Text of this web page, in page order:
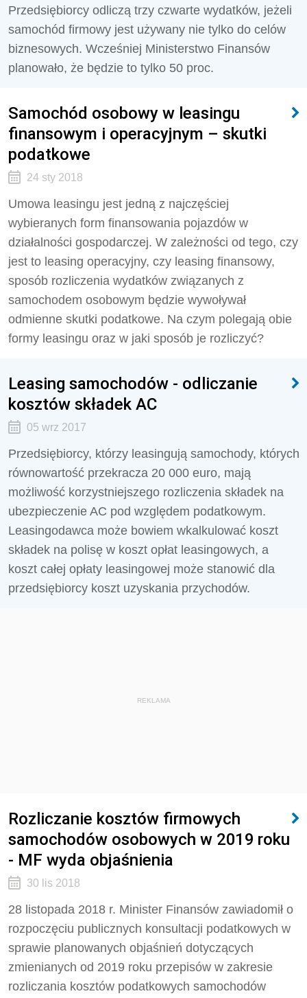
Przedsiębiorcy odliczą trzy czwarte wydatków, jeżeli
samochód firmowy jest używany nie tylko do celów
biznesowych. Wcześniej Ministerstwo Finansów
planowało, że będzie to tylko 50 proc.
Samochód osobowy w leasingu
finansowym i operacyjnym – skutki
podatkowe
24 sty 2018
Umowa leasingu jest jedną z najczęściej
wybieranych form finansowania pojazdów w
działalności gospodarczej. W zależności od tego, czy
jest to leasing operacyjny, czy leasing finansowy,
sposób rozliczenia wydatków związanych z
samochodem osobowym będzie wywoływał
odmienne skutki podatkowe. Na czym polegają obie
formy leasingu oraz w jaki sposób je rozliczyć?
Leasing samochodów - odliczanie
kosztów składek AC
05 wrz 2017
Przedsiębiorcy, którzy leasingują samochody, których
równowartość przekracza 20 000 euro, mają
możliwość korzystniejszego rozliczenia składek na
ubezpieczenie AC pod względem podatkowym.
Leasingodawca może bowiem wkalkulować koszt
składek na polisę w koszt opłat leasingowych, a
koszt całej opłaty leasingowej może stanowić dla
przedsiębiorcy koszt uzyskania przychodów.
REKLAMA
Rozliczanie kosztów firmowych
samochodów osobowych w 2019 roku
- MF wyda objaśnienia
30 lis 2018
28 listopada 2018 r. Minister Finansów zawiadomił o
rozpoczęciu publicznych konsultacji podatkowych w
sprawie planowanych objaśnień dotyczących
zmienianych od 2019 roku przepisów w zakresie
rozliczania kosztów podatkowych samochodów